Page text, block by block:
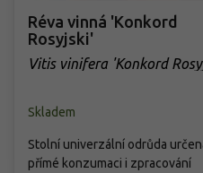
Réva vinná 'Konkord
Rosyjski'
Vitis vinifera 'Konkord
Skladem
Stolní univerzální odrůda
přímé konzumaci i zpracování